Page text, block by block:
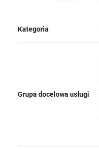
Kategoria
Grupa docelowa usługi